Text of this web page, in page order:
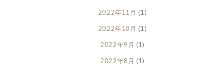
2022年11月 (1)
2022年10月 (1)
2022年9月 (1)
2022年8月 (1)